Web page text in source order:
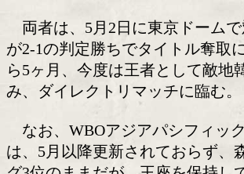
次戦を発表した。
森脇は、10月9日(金)、韓
ンターで開催される「フ
ル」で、前統一王者のユ
迎え撃つ。